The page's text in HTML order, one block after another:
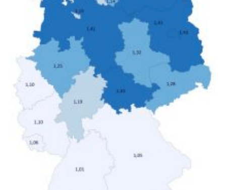
Nettoäquivalenzeinkommen) nur einen moderaten
Anstieg des Mietanteils am Gesamteinkommen
hinnehmen mussten, nahm die Belastung bei
Menschen mit…